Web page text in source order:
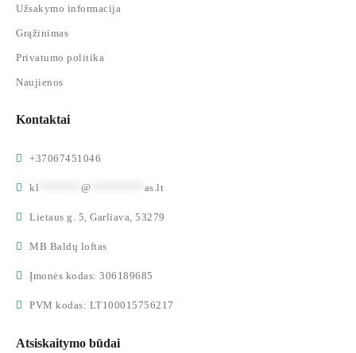
Užsakymo informacija
Grąžinimas
Privatumo politika
Naujienos
Kontaktai
+37067451046
kl @ as.lt
Lietaus g. 5, Garliava, 53279
MB Baldų loftas
Įmonės kodas: 306189685
PVM kodas: LT100015756217
Atsiskaitymo būdai